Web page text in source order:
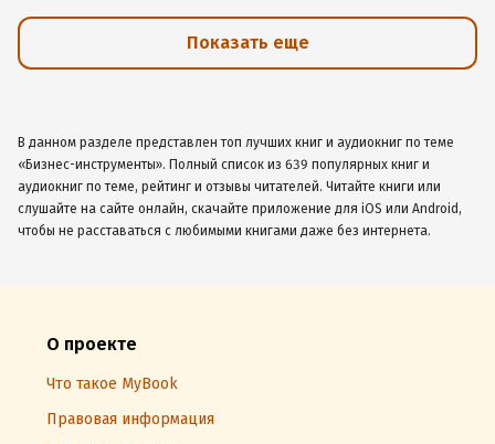
Показать еще
В данном разделе представлен топ лучших книг и аудиокниг по теме
«Бизнес-инструменты». Полный список из 639 популярных книг и
аудиокниг по теме, рейтинг и отзывы читателей. Читайте книги или
слушайте на сайте онлайн, скачайте приложение для iOS или Android,
чтобы не расставаться с любимыми книгами даже без интернета.
О проекте
Что такое MyBook
Правовая информация